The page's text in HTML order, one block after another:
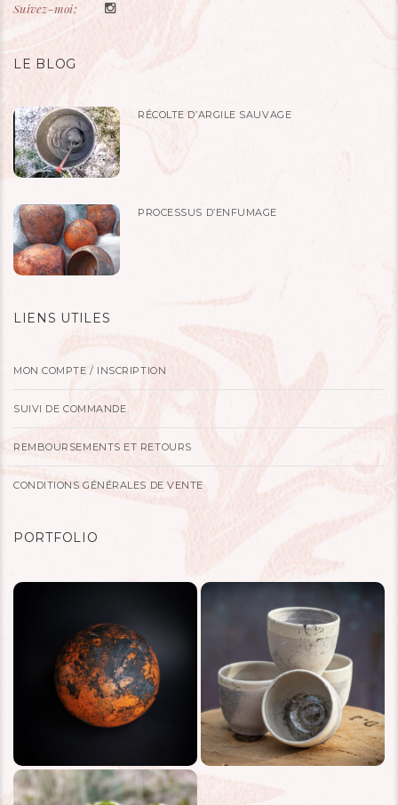
Suivez-moi:
LE BLOG
RÉCOLTE D’ARGILE SAUVAGE
PROCESSUS D’ENFUMAGE
LIENS UTILES
MON COMPTE / INSCRIPTION
SUIVI DE COMMANDE
REMBOURSEMENTS ET RETOURS
CONDITIONS GÉNÉRALES DE VENTE
PORTFOLIO